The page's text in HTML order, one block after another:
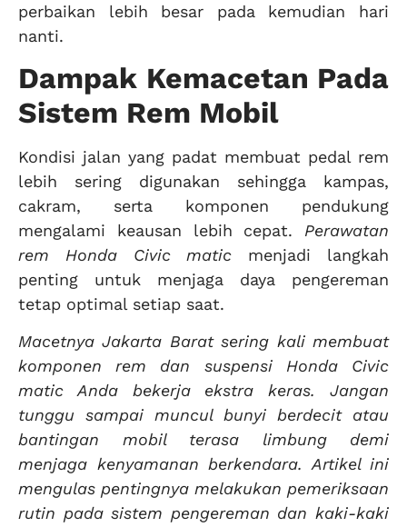
perbaikan lebih besar pada kemudian hari
nanti.
Dampak Kemacetan Pada
Sistem Rem Mobil
Kondisi jalan yang padat membuat pedal rem
lebih sering digunakan sehingga kampas,
cakram, serta komponen pendukung
mengalami keausan lebih cepat. Perawatan
rem Honda Civic matic menjadi langkah
penting untuk menjaga daya pengereman
tetap optimal setiap saat.
Macetnya Jakarta Barat sering kali membuat
komponen rem dan suspensi Honda Civic
matic Anda bekerja ekstra keras. Jangan
tunggu sampai muncul bunyi berdecit atau
bantingan mobil terasa limbung demi
menjaga kenyamanan berkendara. Artikel ini
mengulas pentingnya melakukan pemeriksaan
rutin pada sistem pengereman dan kaki-kaki